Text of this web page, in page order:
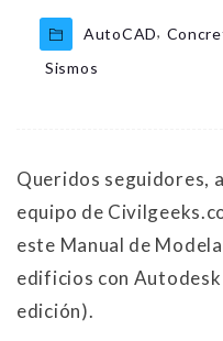
AutoCAD,
Sismos
Queridos seguidores,
equipo de
este Manual de
edificios con
edición).